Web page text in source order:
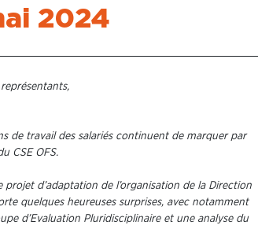
2024
de travail des salariés continuent de marquer par
CSE OFS.
projet d’adaptation de l’organisation de la Direction
quelques heureuses surprises, avec notamment
d’Evaluation Pluridisciplinaire et une analyse du